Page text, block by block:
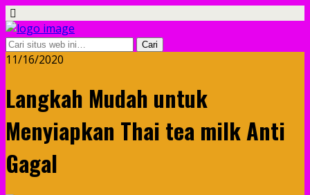
11/16/2020
Langkah Mudah untuk
Menyiapkan Thai tea milk Anti
Gagal